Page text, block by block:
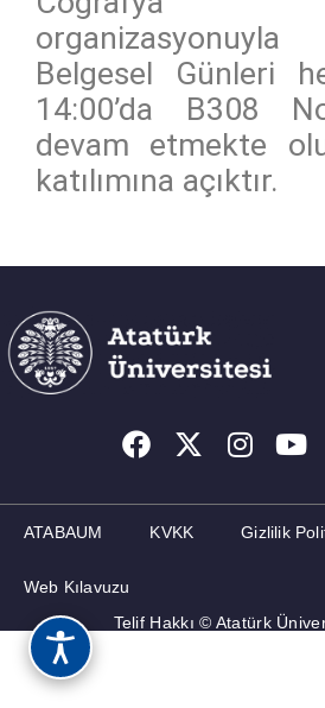
TOPLUMA KATKI
ADAY ÖĞRENCILER
organizasyonuyla
Belgesel Günleri
14:00’da B308
devam etmekte
katılımına açıktır.
ATABAUM KVKK Gizlilik
Web Kılavuzu
Telif Hakkı © Atatürk